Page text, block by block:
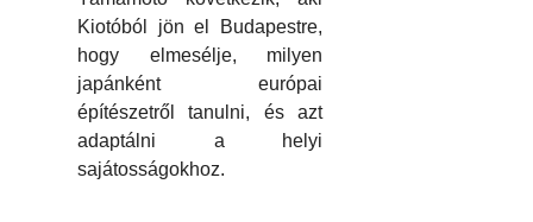
Kiotóból jön el Budapestre,
hogy elmesélje, milyen
japánként európai
építészetről tanulni, és azt
adaptálni a helyi
sajátosságokhoz.